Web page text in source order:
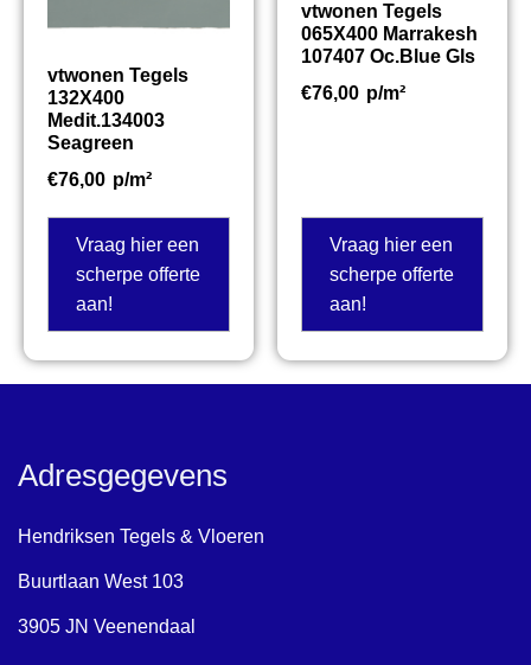
vtwonen Tegels
132X400
Medit.134003
Seagreen
€76,00 p/m²
Vraag hier een
scherpe offerte
aan!
vtwonen Tegels
065X400 Marrakesh
107407 Oc.Blue Gls
€76,00 p/m²
Vraag hier een
scherpe offerte
aan!
Adresgegevens
Hendriksen Tegels & Vloeren
Buurtlaan West 103
3905 JN Veenendaal